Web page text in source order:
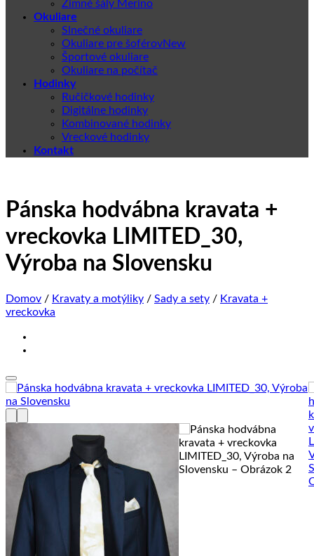
Zimné šály Merino
Okuliare
Slnečné okuliare
Okuliare pre šoférov
Športové okuliare
Okuliare na počítač
Hodinky
Ručičkové hodinky
Digitálne hodinky
Kombinované hodinky
Vreckové hodinky
Kontakt
Pánska hodvábna kravata +
vreckovka LIMITED_30,
Výroba na Slovensku
Domov / Kravaty a motýliky / Sady a sety / Kravata +
vreckovka